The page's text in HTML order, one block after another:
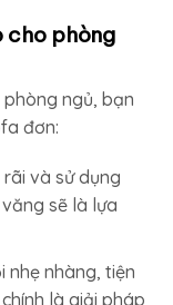
cho phòng
phòng ngủ, bạn
đơn:
và sử dụng
văng sẽ là lựa
nhẹ nhàng, tiện
là giải pháp